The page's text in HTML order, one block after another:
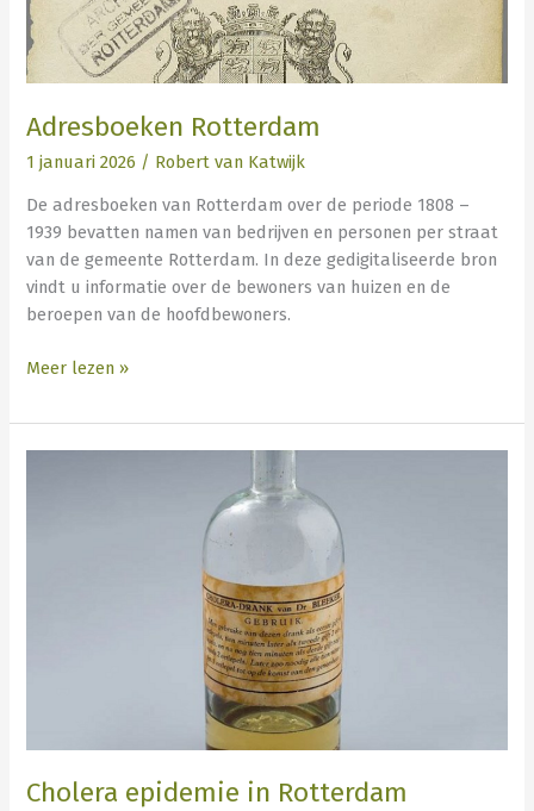
Adresboeken Rotterdam
1 januari 2026 / Robert van Katwijk
De adresboeken van Rotterdam over de periode 1808 –
1939 bevatten namen van bedrijven en personen per straat
van de gemeente Rotterdam. In deze gedigitaliseerde bron
vindt u informatie over de bewoners van huizen en de
beroepen van de hoofdbewoners.
Meer lezen »
Cholera epidemie in Rotterdam